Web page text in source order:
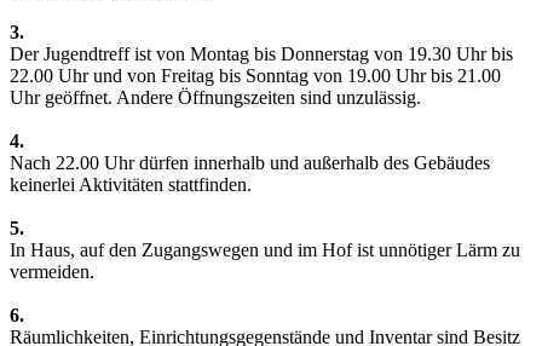
3.
Der Jugendtreff ist von Montag bis Donnerstag von 19.30 Uhr bis
22.00 Uhr und von Freitag bis Sonntag von 19.00 Uhr bis 21.00
Uhr geöffnet. Andere Öffnungszeiten sind unzulässig.
4.
Nach 22.00 Uhr dürfen innerhalb und außerhalb des Gebäudes
keinerlei Aktivitäten stattfinden.
5.
In Haus, auf den Zugangswegen und im Hof ist unnötiger Lärm zu
vermeiden.
6.
Räumlichkeiten, Einrichtungsgegenstände und Inventar sind Besitz